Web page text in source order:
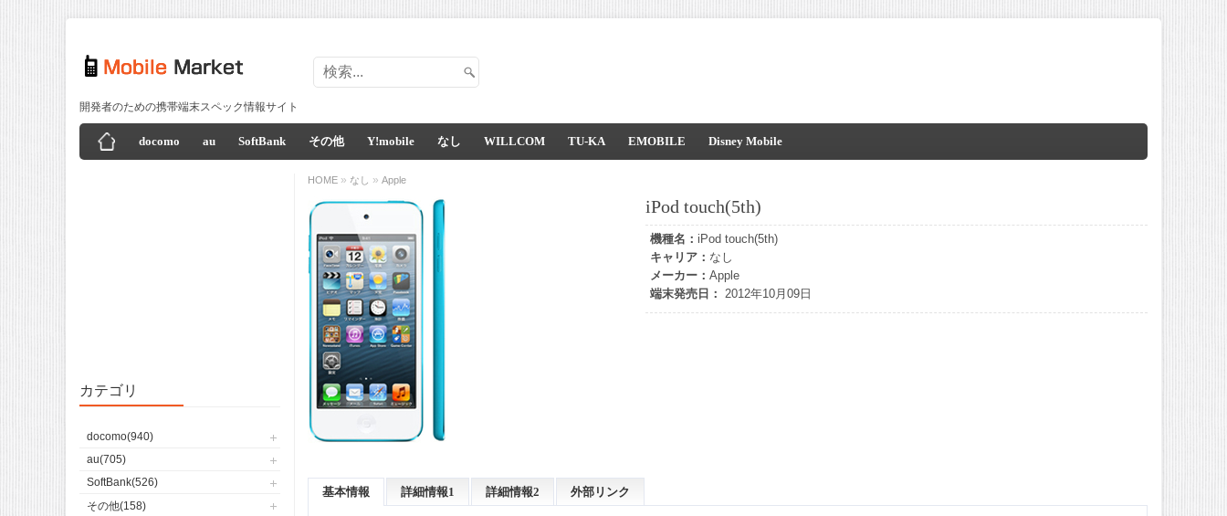
開発者のための携帯端末スペック情報サイト
docomo au SoftBank その他 Y!mobile なし WILLCOM TU-KA EMOBILE Disney Mobile
カテゴリ
docomo(940)
au(705)
SoftBank(526)
その他(158)
HOME » なし » Apple
iPod touch(5th)
機種名： iPod touch(5th)
キャリア： なし
メーカー： Apple
端末発売日： 2012年10月09日
基本情報 詳細情報1 詳細情報2 外部リンク